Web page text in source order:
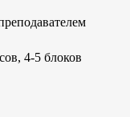
4-5 блоков